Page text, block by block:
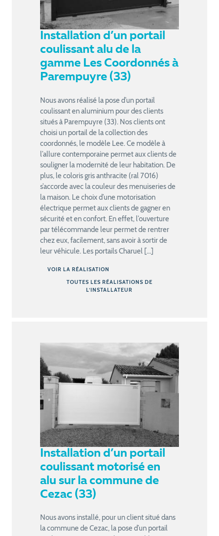
Installation d’un portail
coulissant alu de la
gamme Les Coordonnés à
Parempuyre (33)
Nous avons réalisé la pose d’un portail
coulissant en aluminium pour des clients
situés à Parempuyre (33). Nos clients ont
choisi un portail de la collection des
coordonnés, le modèle Lee. Ce modèle à
l’allure contemporaine permet aux clients de
souligner la modernité de leur habitation. De
plus, le coloris gris anthracite (ral 7016)
s’accorde avec la couleur des menuiseries de
la maison. Le choix d’une motorisation
électrique permet aux clients de gagner en
sécurité et en confort. En effet, l’ouverture
par télécommande leur permet de rentrer
chez eux, facilement, sans avoir à sortir de
leur véhicule. Les portails Charuel […]
VOIR LA RÉALISATION
TOUTES LES RÉALISATIONS DE
L’INSTALLATEUR
Installation d’un portail
coulissant motorisé en
alu sur la commune de
Cezac (33)
Nous avons installé, pour un client situé dans
la commune de Cezac, la pose d’un portail